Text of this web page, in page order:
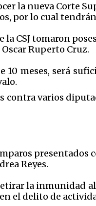
la nueva Corte
por lo cual
CSJ tomaron
Ruperto Cruz.
10 meses, será
varios
Reyes.
la inmunidad
el delito de